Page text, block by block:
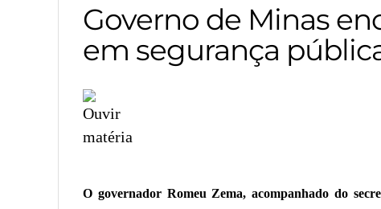
Governo de Minas
em segurança
O governador Romeu Zema, acompanhado do